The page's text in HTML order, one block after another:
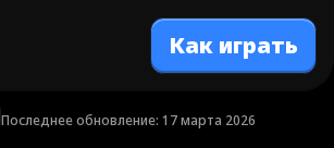
Как играть
Последнее обновление: 17 марта 2026